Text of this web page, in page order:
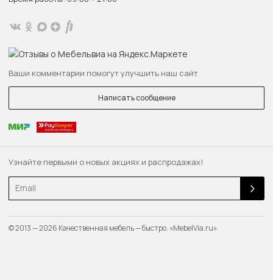
Узнайте первыми о новых акциях и распродажах!
Ваши комментарии помогут улучшить наш сайт
Написать сообщение
© 2013 — 2026 Качественная мебель — быстро. «MebelVia.ru»